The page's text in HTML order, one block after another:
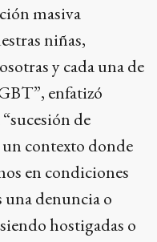
masiva
niñas,
y cada una de
enfatizó
de
un contexto donde
en condiciones
una denuncia o
hostigadas o